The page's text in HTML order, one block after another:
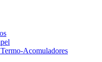
Acomuladores